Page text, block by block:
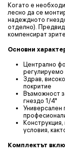
Когато е
лесно да се
надеждното
отделно).
компенсират
Основни
Централно
регулируемо
Здрав,
покритие
Възможност
гнездо 1/4"
Универсален
условия,
Комплектът